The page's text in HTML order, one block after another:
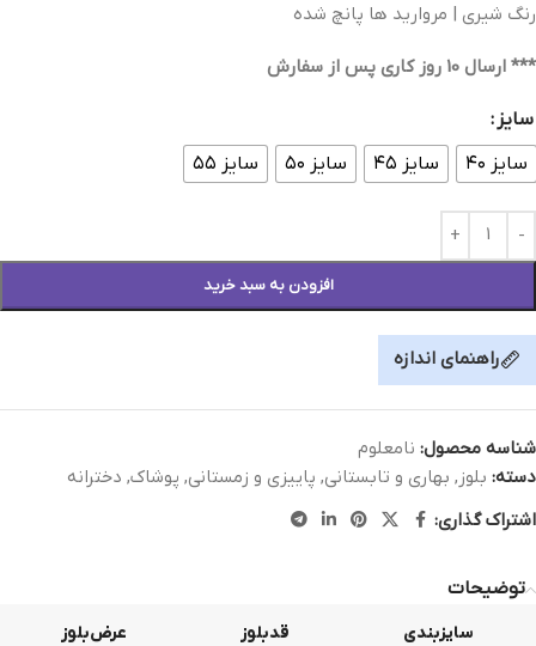
رنگ شیری | مرواريد ها پانچ شده
*** ارسال 10 روز کاری پس از سفارش
سایز
سایز ۴۰
سایز ۴۵ سایز ۵۰ سایز ۵۵
افزودن به سبد خرید
راهنمای اندازه
شناسه محصول: نامعلوم
دسته: بلوز , بهاری و تابستانی, پاییزی و زمستانی, پوشاک, دخترانه
اشتراک گذاری:
توضیحات
سایزبندی قدبلوز عرض‌بلوز